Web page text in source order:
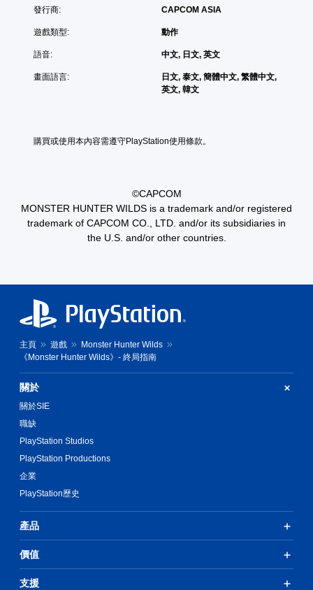
發行商: CAPCOM ASIA
遊戲類型: 動作
語音: 中文, 日文, 英文
畫面語言:
日文, 泰文, 簡體中文, 繁體中文,
英文, 韓文
購買或使用本內容需遵守PlayStation使用條款。
©CAPCOM
MONSTER HUNTER WILDS is a trademark and/or registered
trademark of CAPCOM CO., LTD. and/or its subsidiaries in
the U.S. and/or other countries.
主頁 遊戲
Monster Hunter Wilds
《Monster Hunter Wilds》- 終局指南
關於
關於SIE
職缺
PlayStation Studios
PlayStation Productions
企業
PlayStation歷史
產品
價值
支援